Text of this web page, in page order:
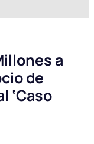
a
de
‘Caso